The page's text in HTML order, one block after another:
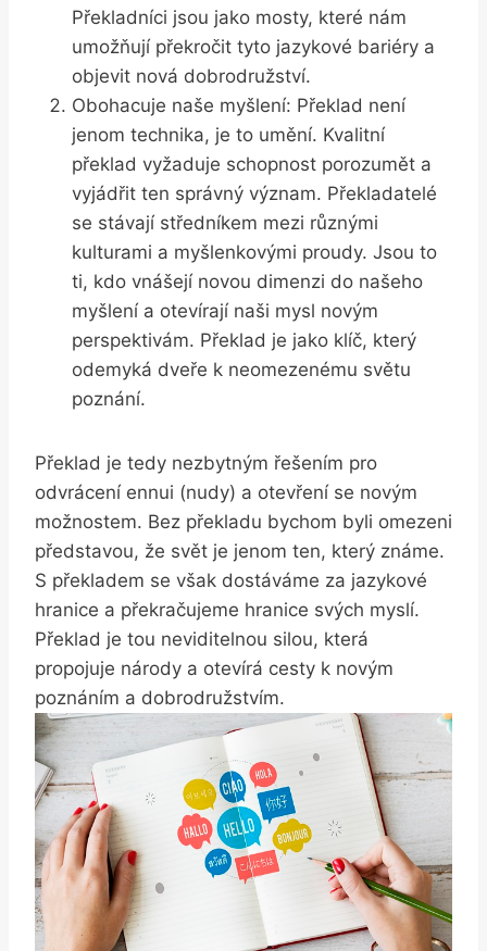
Překladníci jsou jako mosty, které nám
umožňují překročit tyto jazykové bariéry a
objevit nová dobrodružství.
Obohacuje naše myšlení: Překlad není
jenom technika, je to umění. Kvalitní
překlad vyžaduje schopnost porozumět a
vyjádřit ten správný význam. Překladatelé
se stávají středníkem mezi různými
kulturami a myšlenkovými proudy. Jsou to
ti, kdo vnášejí novou dimenzi do našeho
myšlení a otevírají naši mysl novým
perspektivám. Překlad je jako klíč, který
odemyká dveře k neomezenému světu
poznání.
Překlad je tedy nezbytným řešením pro
odvrácení ennui (nudy) a otevření se novým
možnostem. Bez překladu bychom byli omezeni
představou, že svět je jenom ten, který známe.
S překladem se však dostáváme za jazykové
hranice a překračujeme hranice svých myslí.
Překlad je tou neviditelnou silou, která
propojuje národy a otevírá cesty k novým
poznáním a dobrodružstvím.